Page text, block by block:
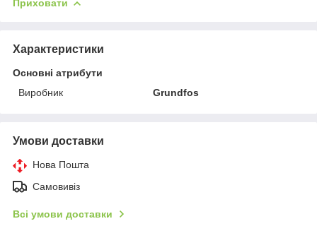
Приховати
Характеристики
Основні атрибути
Виробник
Grundfos
Умови доставки
Нова Пошта
Самовивіз
Всі умови доставки